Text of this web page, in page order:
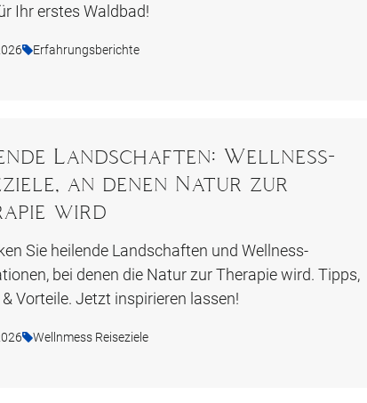
Ihr erstes Waldbad!
Erfahrungsberichte
Landschaften: Wellness-
an denen Natur zur
wird
Sie heilende Landschaften und Wellness-
bei denen die Natur zur Therapie wird. Tipps,
Vorteile. Jetzt inspirieren lassen!
Wellnmess Reiseziele